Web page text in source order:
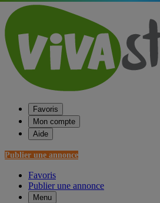
Favoris
Mon compte
Aide
Publier une annonce
Favoris
Publier une annonce
Menu